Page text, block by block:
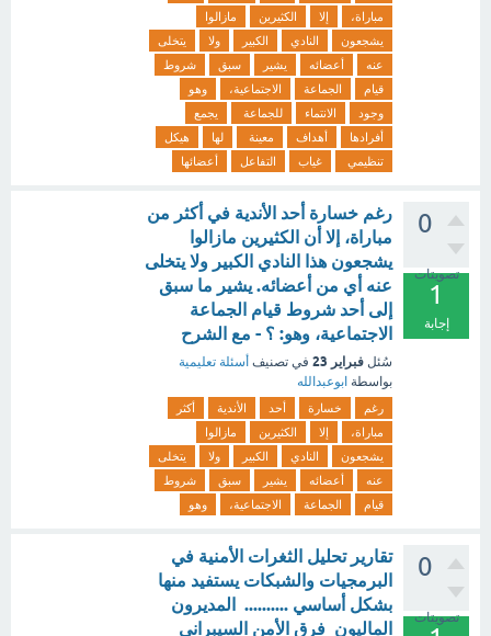
مباراة،
إلا الكثيرين
مازالوا
يشجعون
النادي الكبير ولا
يتخلى
عنه
أعضائه يشير سبق
شروط
قيام
الجماعة الاجتماعية،
وهو
وجود
الانتماء للجماعة
يجمع
أفرادها
أهداف معينة لها
هيكل
تنظيمي
غياب التفاعل أعضائها
0
تصويتات
1
إجابة
رغم خسارة أحد الأندية في أكثر من
مباراة، إلا أن الكثيرين مازالوا
يشجعون هذا النادي الكبير ولا يتخلى
عنه أي من أعضائه. يشير ما سبق
إلى أحد شروط قيام الجماعة
الاجتماعية، وهو: ؟ - مع الشرح
سُئل فبراير 23 في تصنيف أسئلة تعليمية
بواسطة ابوعبدالله
رغم خسارة أحد الأندية
أكثر
مباراة،
إلا الكثيرين
مازالوا
يشجعون
النادي الكبير ولا
يتخلى
عنه
أعضائه يشير سبق
شروط
قيام
الجماعة الاجتماعية، وهو
0
تصويتات
تقارير تحليل الثغرات الأمنية في
البرمجيات والشبكات يستفيد منها
بشكل أساسي .......... المديرون
الماليون فرق الأمن السيبراني